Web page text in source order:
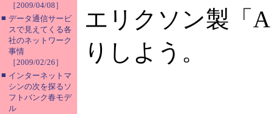
［2009/04/08］
■ データ通信サービ
スで見えてくる各
社のネットワーク
事情
［2009/02/26］
■ インターネットマ
シンの次を探るソ
フトバンク春モデ
ル
エリクソン製「
りしよう。